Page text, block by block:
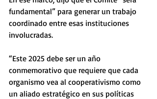
fundamental” para generar un trabajo
coordinado entre esas instituciones
involucradas.
“Este 2025 debe ser un año
conmemorativo que requiere que cada
organismo vea al cooperativismo como
un aliado estratégico en sus políticas